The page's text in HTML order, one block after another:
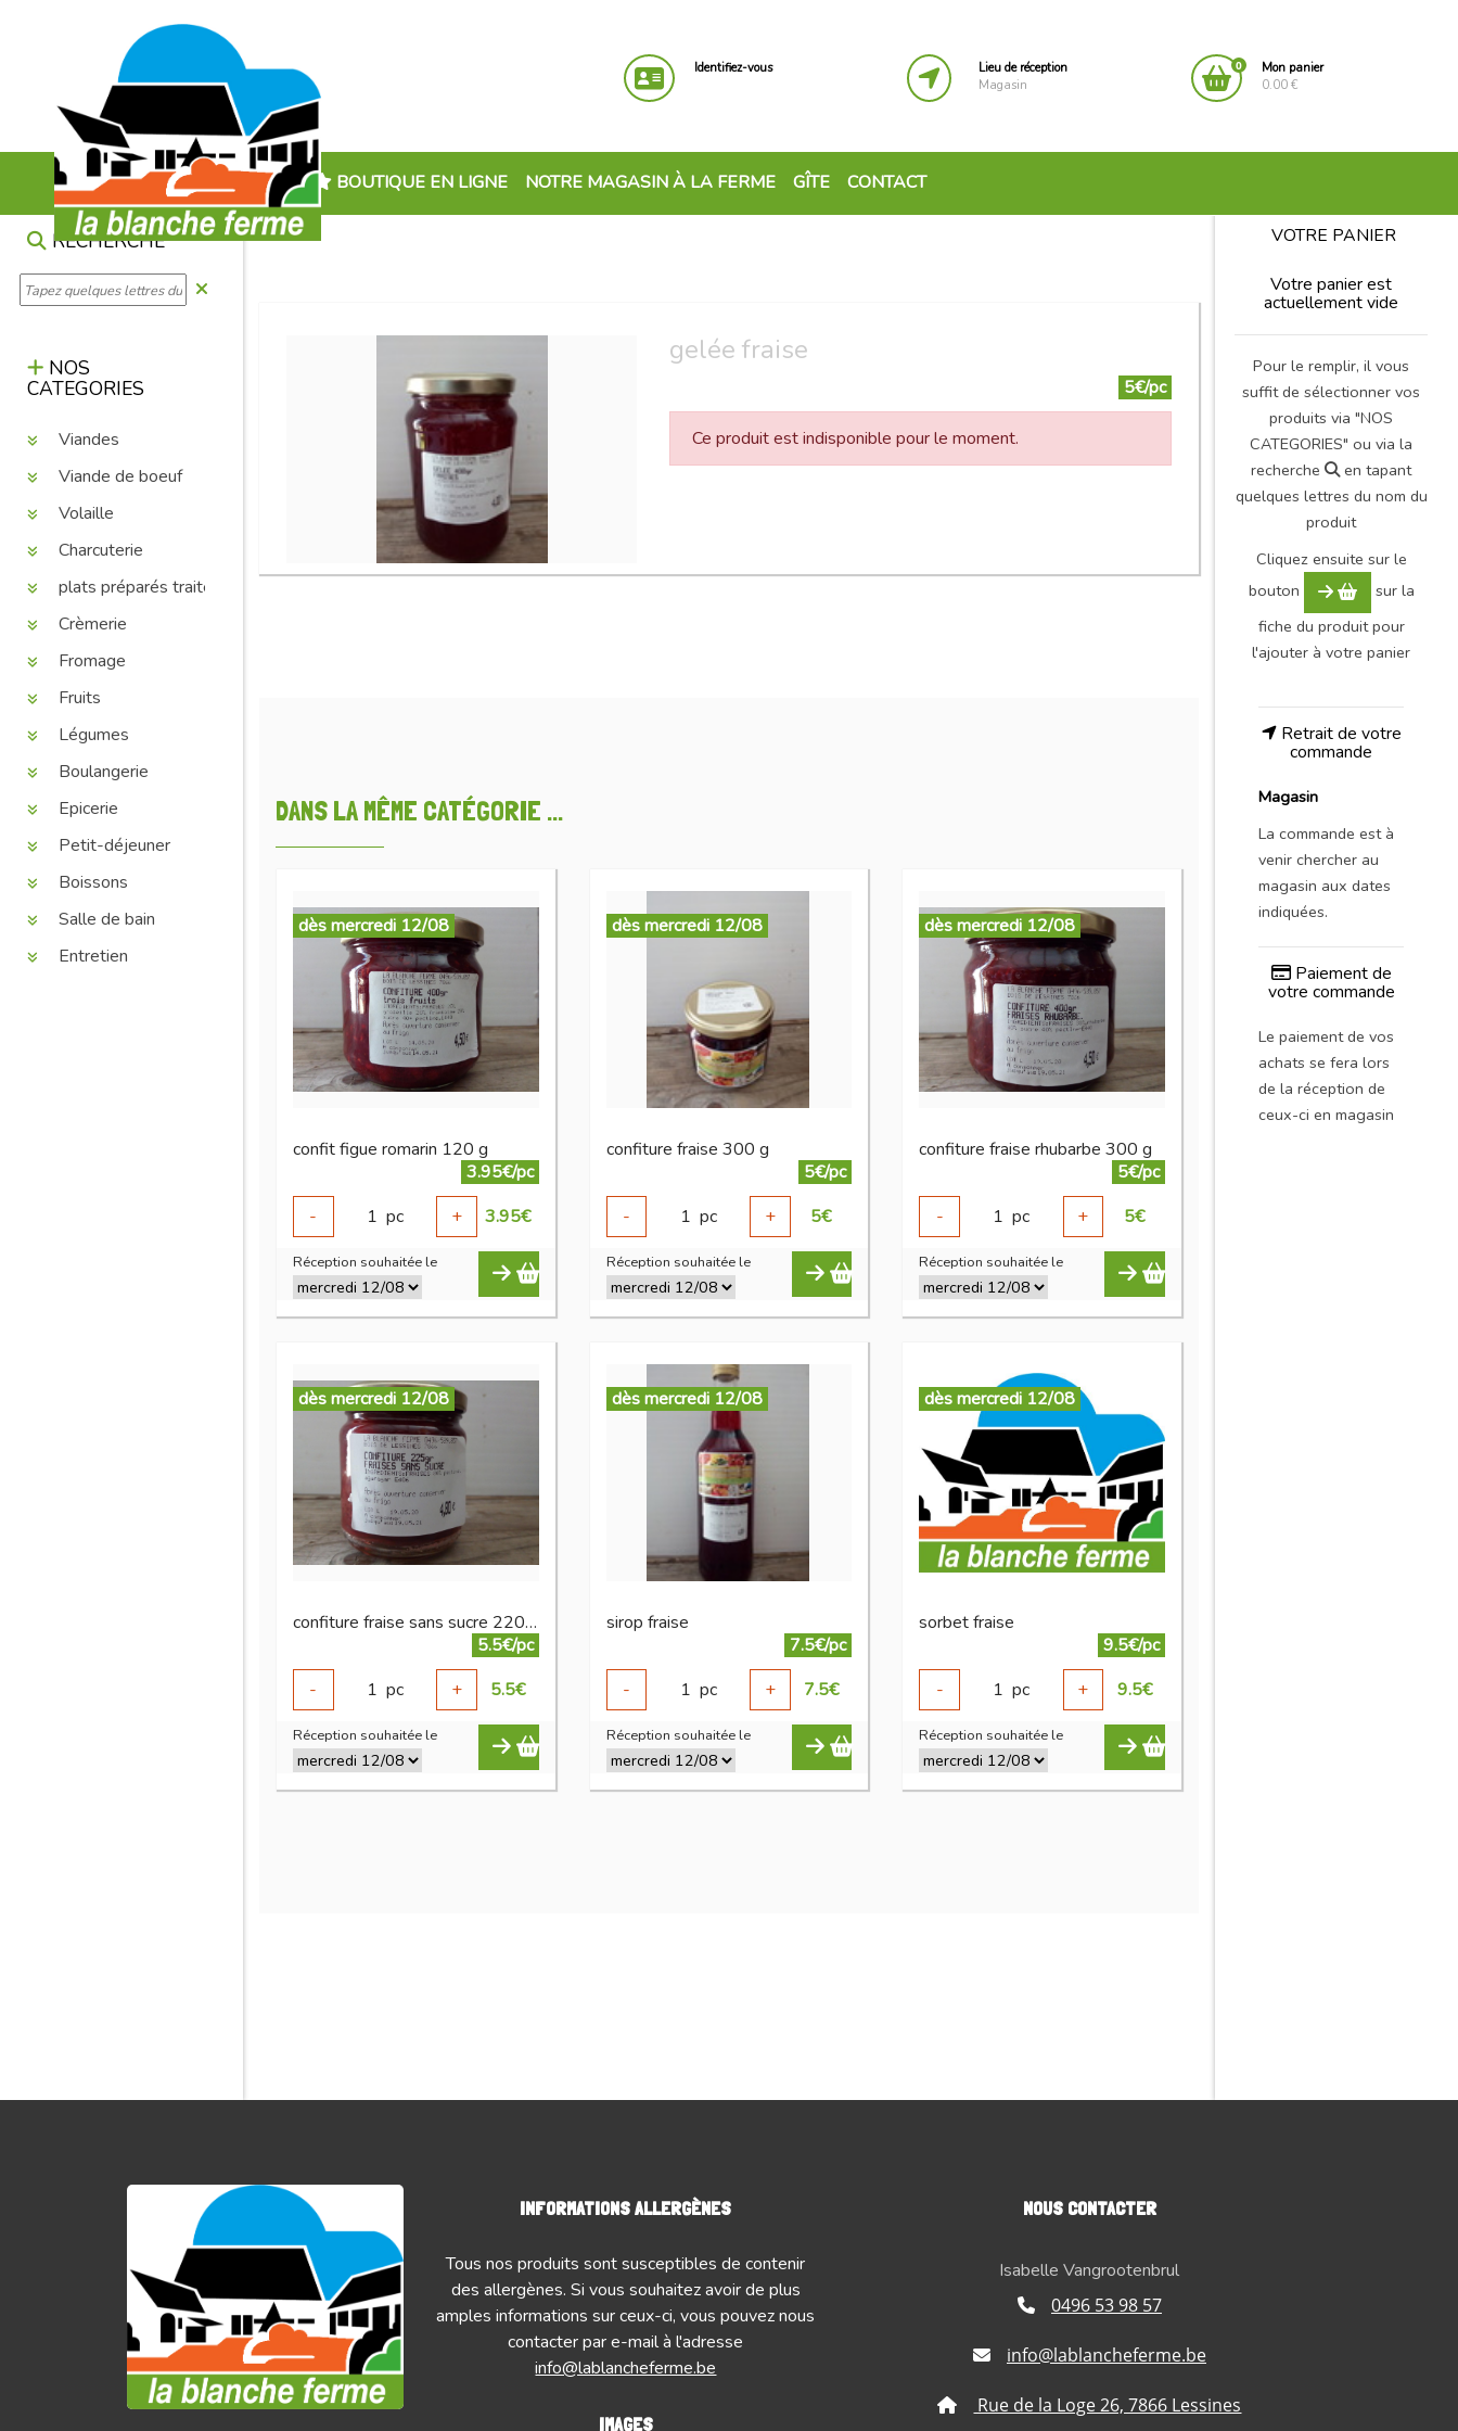
Identifiez-vous
Lieu de réception
Magasin
0
Mon panier
0.00 €
BOUTIQUE EN LIGNE NOTRE MAGASIN À LA FERME GÎTE CONTACT
RECHERCHE
NOS
CATEGORIES
Viandes
Viande de boeuf
Volaille
Charcuterie
plats préparés traiteur
Crèmerie
Fromage
Fruits
Légumes
Boulangerie
Epicerie
Petit-déjeuner
Boissons
Salle de bain
Entretien
gelée fraise
5€/pc
Ce produit est indisponible pour le moment.
DANS LA MÊME CATÉGORIE ...
dès mercredi 12/08
confit figue romarin 120 g
3.95€/pc
-
1 pc + 3.95€
Réception souhaitée le
dès mercredi 12/08
confiture fraise 300 g
5€/pc
-
1 pc + 5€
Réception souhaitée le
dès mercredi 12/08
confiture fraise rhubarbe 300 g
5€/pc
-
1 pc + 5€
Réception souhaitée le
dès mercredi 12/08
confiture fraise sans sucre 220 g
5.5€/pc
-
1 pc + 5.5€
Réception souhaitée le
dès mercredi 12/08
sirop fraise
7.5€/pc
-
1 pc + 7.5€
Réception souhaitée le
dès mercredi 12/08
sorbet fraise
9.5€/pc
-
1 pc + 9.5€
Réception souhaitée le
VOTRE PANIER
Votre panier est
actuellement vide
Pour le remplir, il vous
suffit de sélectionner vos
produits via "NOS
CATEGORIES" ou via la
recherche
en tapant
quelques lettres du nom du
produit
Cliquez ensuite sur le
bouton
sur la
fiche du produit pour
l'ajouter à votre panier
Retrait de votre
commande
Magasin
La commande est à
venir chercher au
magasin aux dates
indiquées.
Paiement de
votre commande
Le paiement de vos
achats se fera lors
de la réception de
ceux-ci en magasin
INFORMATIONS ALLERGÈNES
Tous nos produits sont susceptibles de contenir
des allergènes. Si vous souhaitez avoir de plus
amples informations sur ceux-ci, vous pouvez nous
contacter par e-mail à l'adresse
info@lablancheferme.be
IMAGES
NOUS CONTACTER
Isabelle Vangrootenbrul
0496 53 98 57
info@lablancheferme.be
Rue de la Loge 26, 7866 Lessines